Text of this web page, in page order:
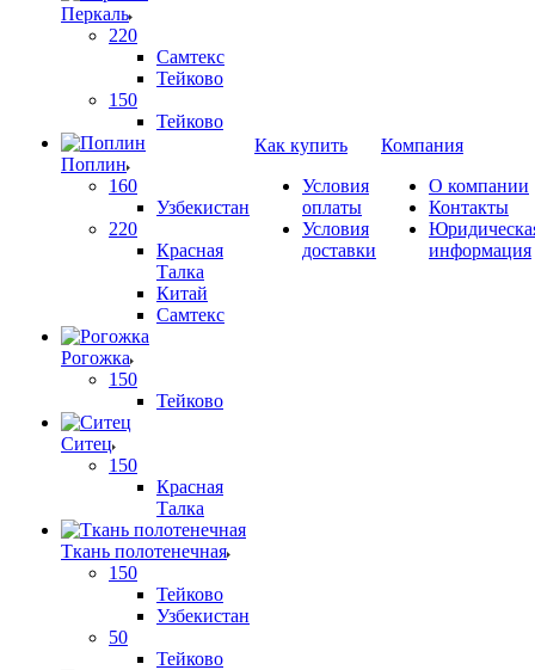
Перкаль
220
Самтекс
Тейково
150
Тейково
Поплин
160
Узбекистан
220
Красная
Талка
Китай
Самтекс
Рогожка
150
Тейково
Ситец
150
Красная
Талка
Ткань полотенечная
150
Тейково
Узбекистан
50
Тейково
Как купить
Условия
оплаты
Условия
доставки
Компания
О компании
Контакты
информация